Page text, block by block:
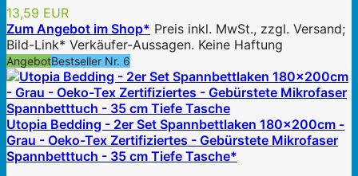
13,59 EUR
Zum Angebot im Shop* Preis inkl. MwSt., zzgl. Versand;
Bild-Link* Verkäufer-Aussagen. Keine Haftung
AngebotBestseller Nr. 6
Utopia Bedding - 2er Set Spannbettlaken 180x200cm -
Grau - Oeko-Tex Zertifiziertes - Gebürstete Mikrofaser
Spannbetttuch - 35 cm Tiefe Tasche*